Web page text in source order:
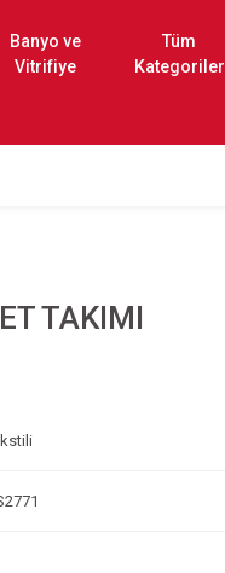
Banyo ve
Vitrifiye
Tüm
Kategoriler
TAKIMI